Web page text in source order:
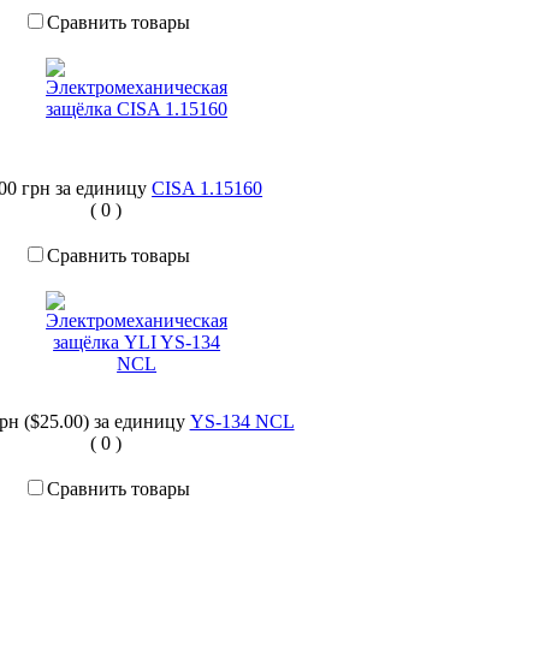
Сравнить товары
грн за единицу CISA 1.15160
( 0)
Сравнить товары
($25.00) за единицу YS-134 NCL
( 0)
Сравнить товары